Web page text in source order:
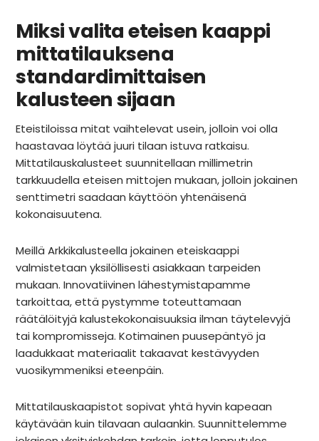
ARKKIkauppa
€0,00
PALVELUT
Suunnittelijoille
Projektimyynti
MEISTÄ
Tiimi
Tarina
Rekry
Miksi valita eteisen kaappi
mittatilauksena
standardimittaisen
kalusteen sijaan
Eteistiloissa mitat vaihtelevat usein, jolloin voi olla
haastavaa löytää juuri tilaan istuva ratkaisu.
Mittatilauskalusteet suunnitellaan millimetrin
tarkkuudella eteisen mittojen mukaan, jolloin jokainen
senttimetri saadaan käyttöön yhtenäisenä
kokonaisuutena.
Meillä Arkkikalusteella jokainen eteiskaappi
valmistetaan yksilöllisesti asiakkaan tarpeiden
mukaan. Innovatiivinen lähestymistapamme
tarkoittaa, että pystymme toteuttamaan
räätälöityjä kalustekokonaisuuksia ilman täytelevyjä
tai kompromisseja. Kotimainen puusepäntyö ja
laadukkaat materiaalit takaavat kestävyyden
vuosikymmeniksi eteenpäin.
Mittatilauskaapistot sopivat yhtä hyvin kapeaan
käytävään kuin tilavaan aulaankin. Suunnittelemme